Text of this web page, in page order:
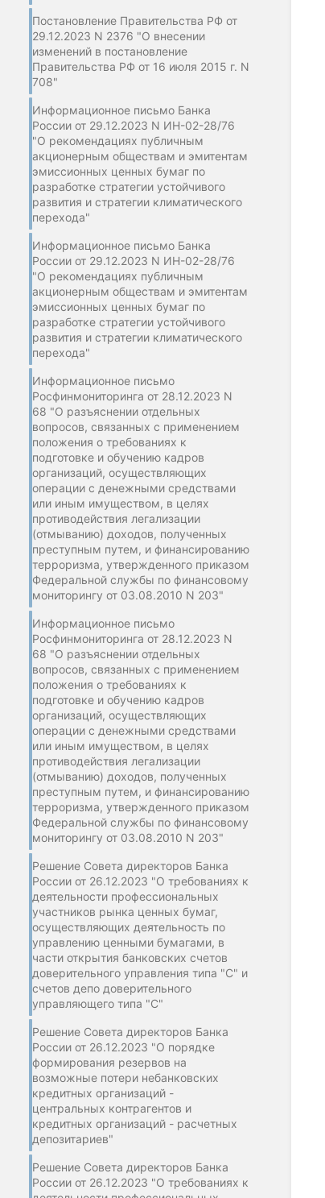
Постановление Правительства РФ от
29.12.2023 N 2376 "О внесении
изменений в постановление
Правительства РФ от 16 июля 2015 г. N
708"
Информационное письмо Банка
России от 29.12.2023 N ИН-02-28/76
"О рекомендациях публичным
акционерным обществам и эмитентам
эмиссионных ценных бумаг по
разработке стратегии устойчивого
развития и стратегии климатического
перехода"
Информационное письмо Банка
России от 29.12.2023 N ИН-02-28/76
"О рекомендациях публичным
акционерным обществам и эмитентам
эмиссионных ценных бумаг по
разработке стратегии устойчивого
развития и стратегии климатического
перехода"
Информационное письмо
Росфинмониторинга от 28.12.2023 N
68 "О разъяснении отдельных
вопросов, связанных с применением
положения о требованиях к
подготовке и обучению кадров
организаций, осуществляющих
операции с денежными средствами
или иным имуществом, в целях
противодействия легализации
(отмыванию) доходов, полученных
преступным путем, и финансированию
терроризма, утвержденного приказом
Федеральной службы по финансовому
мониторингу от 03.08.2010 N 203"
Информационное письмо
Росфинмониторинга от 28.12.2023 N
68 "О разъяснении отдельных
вопросов, связанных с применением
положения о требованиях к
подготовке и обучению кадров
организаций, осуществляющих
операции с денежными средствами
или иным имуществом, в целях
противодействия легализации
(отмыванию) доходов, полученных
преступным путем, и финансированию
терроризма, утвержденного приказом
Федеральной службы по финансовому
мониторингу от 03.08.2010 N 203"
Решение Совета директоров Банка
России от 26.12.2023 "О требованиях к
деятельности профессиональных
участников рынка ценных бумаг,
осуществляющих деятельность по
управлению ценными бумагами, в
части открытия банковских счетов
доверительного управления типа "С" и
счетов депо доверительного
управляющего типа "С"
Решение Совета директоров Банка
России от 26.12.2023 "О порядке
формирования резервов на
возможные потери небанковских
кредитных организаций -
центральных контрагентов и
кредитных организаций - расчетных
депозитариев"
Решение Совета директоров Банка
России от 26.12.2023 "О требованиях к